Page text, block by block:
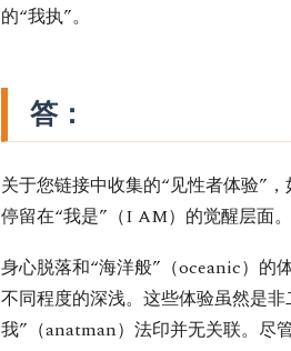
的“我执”。
答：
关于您链接中收集的“见性者体验”
停留在“我是”（I AM）的觉醒层面。
身心脱落和“海洋般”（oceanic）的
不同程度的深浅。这些体验虽然是
我”（anatman）法印并无关联。尽